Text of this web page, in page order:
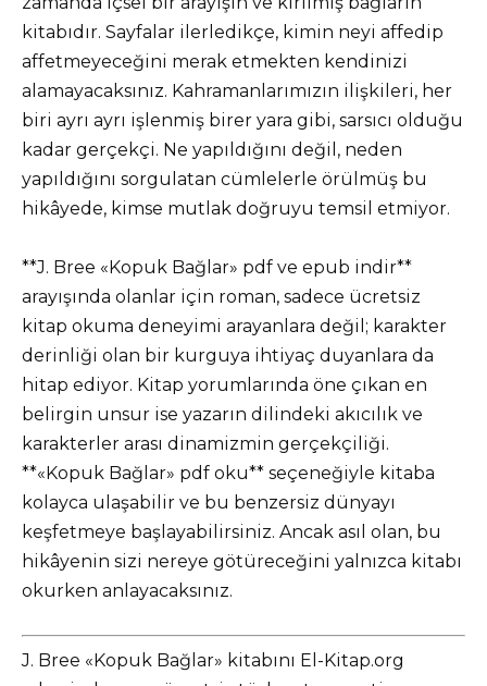
kitabıdır. Sayfalar ilerledikçe, kimin neyi affedip
affetmeyeceğini merak etmekten kendinizi
alamayacaksınız. Kahramanlarımızın ilişkileri, her
biri ayrı ayrı işlenmiş birer yara gibi, sarsıcı olduğu
kadar gerçekçi. Ne yapıldığını değil, neden
yapıldığını sorgulatan cümlelerle örülmüş bu
hikâyede, kimse mutlak doğruyu temsil etmiyor.
**J. Bree «Kopuk Bağlar» pdf ve epub indir**
arayışında olanlar için roman, sadece ücretsiz
kitap okuma deneyimi arayanlara değil; karakter
derinliği olan bir kurguya ihtiyaç duyanlara da
hitap ediyor. Kitap yorumlarında öne çıkan en
belirgin unsur ise yazarın dilindeki akıcılık ve
karakterler arası dinamizmin gerçekçiliği.
**«Kopuk Bağlar» pdf oku** seçeneğiyle kitaba
kolayca ulaşabilir ve bu benzersiz dünyayı
keşfetmeye başlayabilirsiniz. Ancak asıl olan, bu
hikâyenin sizi nereye götüreceğini yalnızca kitabı
okurken anlayacaksınız.
J. Bree «Kopuk Bağlar» kitabını El-Kitap.org